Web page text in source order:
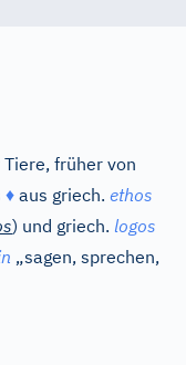
früher von
♦ aus griech. ethos
) und griech. logos
„sagen, sprechen,